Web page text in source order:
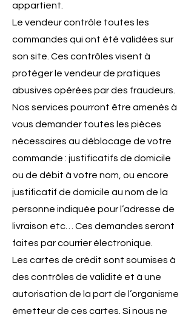
appartient.
Le vendeur contrôle toutes les
commandes qui ont été validées sur
son site. Ces contrôles visent à
protéger le vendeur de pratiques
abusives opérées par des fraudeurs.
Nos services pourront être amenés à
vous demander toutes les pièces
nécessaires au déblocage de votre
commande : justificatifs de domicile
ou de débit à votre nom, ou encore
justificatif de domicile au nom de la
personne indiquée pour l’adresse de
livraison etc… Ces demandes seront
faites par courrier électronique.
Les cartes de crédit sont soumises à
des contrôles de validité et à une
autorisation de la part de l’organisme
émetteur de ces cartes. Si nous ne